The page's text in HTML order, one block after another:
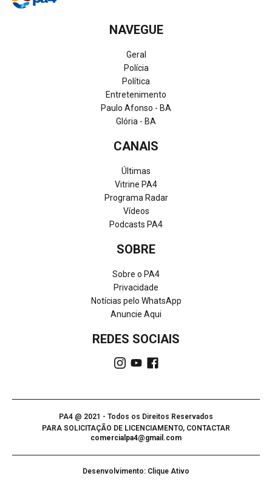
NAVEGUE
Geral
Polícia
Política
Entretenimento
Paulo Afonso - BA
Glória - BA
CANAIS
Últimas
Vitrine PA4
Programa Radar
Vídeos
Podcasts PA4
SOBRE
Sobre o PA4
Privacidade
Notícias pelo WhatsApp
Anuncie Aqui
REDES SOCIAIS
PA4 @ 2021 - Todos os Direitos Reservados
PARA SOLICITAÇÃO DE LICENCIAMENTO, CONTACTAR
comercialpa4@gmail.com
Desenvolvimento: Clique Ativo